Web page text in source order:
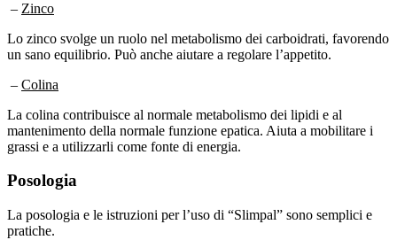
– Zinco
Lo zinco svolge un ruolo nel metabolismo dei carboidrati, favorendo
un sano equilibrio. Può anche aiutare a regolare l’appetito.
– Colina
La colina contribuisce al normale metabolismo dei lipidi e al
mantenimento della normale funzione epatica. Aiuta a mobilitare i
grassi e a utilizzarli come fonte di energia.
Posologia
La posologia e le istruzioni per l’uso di “Slimpal” sono semplici e
pratiche.